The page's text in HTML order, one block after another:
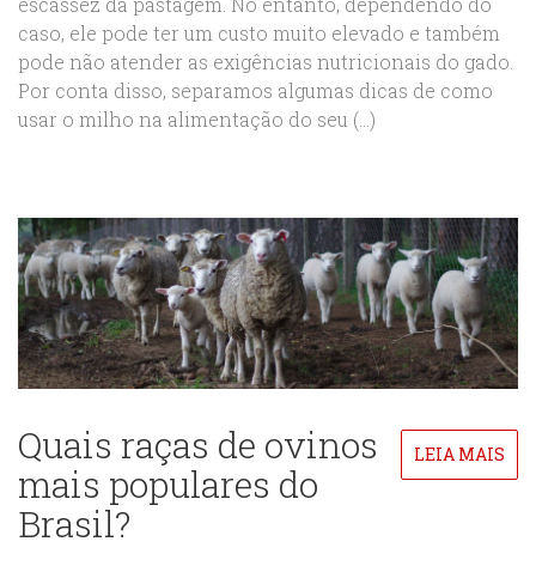
caso, ele pode ter um custo muito elevado e também
pode não atender as exigências nutricionais do gado.
Por conta disso, separamos algumas dicas de como
usar o milho na alimentação do seu (...)
Quais raças de ovinos
mais populares do
Brasil?
LEIA MAIS